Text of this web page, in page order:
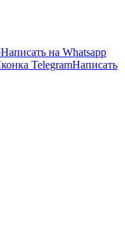
Написать на Whatsapp
Написать